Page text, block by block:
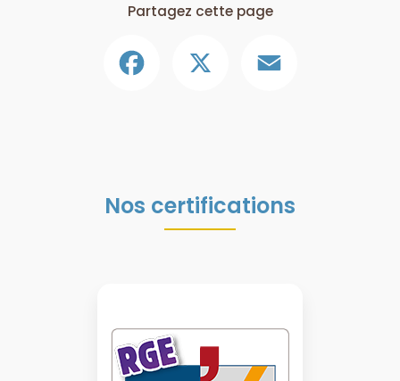
Partagez cette page
Nos certifications